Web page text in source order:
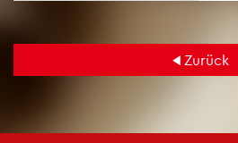
Zu­rück